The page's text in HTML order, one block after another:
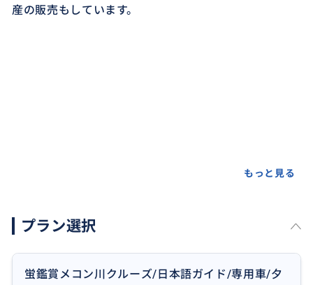
産の販売もしています。
もっと見る
プラン選択
蛍鑑賞メコン川クルーズ/日本語ガイド/専用車/夕